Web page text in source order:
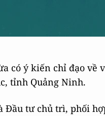
có ý kiến chỉ đạo về
tỉnh Quảng Ninh.
Đầu tư chủ trì, phối